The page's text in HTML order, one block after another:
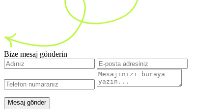
Bize mesaj gönderin
Mesaj gönder